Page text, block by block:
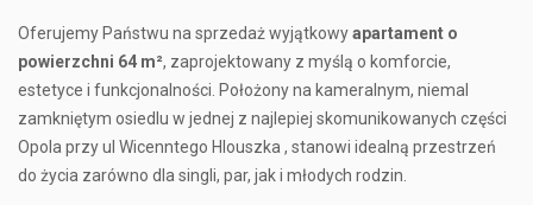
Oferujemy Państwu na sprzedaż wyjątkowyapartament o
powierzchni 64 m², zaprojektowany z myślą o komforcie,
estetyce i funkcjonalności. Położony na kameralnym, niemal
zamkniętym osiedlu w jednej z najlepiej skomunikowanych części
Opola przy ul Wicenntego Hlouszka , stanowi idealną przestrzeń
do życia zarówno dla singli, par, jak i młodych rodzin.